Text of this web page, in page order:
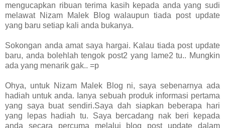
mengucapkan ribuan terima kasih kepada anda yang sudi
melawat Nizam Malek Blog walaupun tiada post update
yang baru setiap kali anda bukanya.
Sokongan anda amat saya hargai. Kalau tiada post update
baru, anda bolehlah tengok post2 yang lame2 tu.. Mungkin
ada yang menarik gak.. =p
Ohya, untuk Nizam Malek Blog ni, saya sebenarnya ada
hadiah untuk anda. Ianya sebuah produk informasi pertama
yang saya buat sendiri.Saya dah siapkan beberapa hari
yang lepas hadiah tu. Saya bercadang nak beri kepada
anda secara percuma melalui blog post update dalam